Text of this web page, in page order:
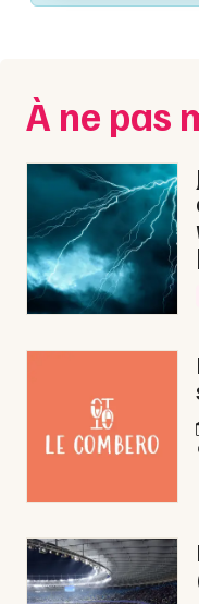
Sports
Soirées
Sorties famille
Expos
Matchs en
Matchs en Midi-
Paris
Strasbourg
Toulouse
Toutes les villes
À ne pas